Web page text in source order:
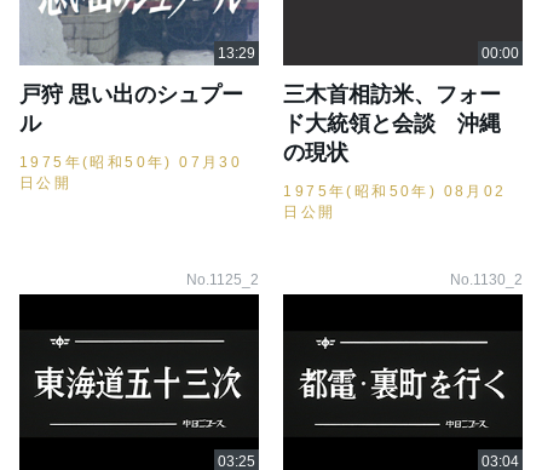
戸狩 思い出のシュプー
ル
1975年(昭和50年) 07月30
日公開
三木首相訪米、フォー
ド大統領と会談 沖縄
の現状
1975年(昭和50年) 08月02
日公開
No.1125_2 No.1130_2